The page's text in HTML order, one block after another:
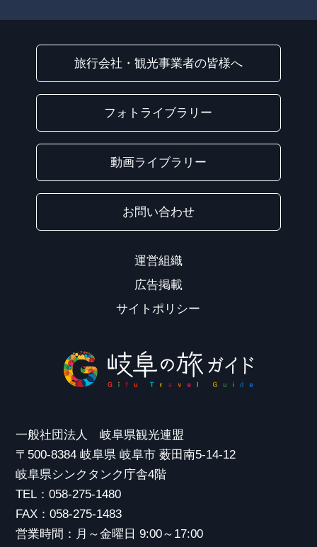
旅行会社・観光事業者の皆様へ
フォトライブラリー
動画ライブラリー
お問い合わせ
運営組織
広告掲載
サイトポリシー
一般社団法人 岐阜県観光連盟
〒500-8384 岐阜県 岐阜市 薮田南5-14-12
岐阜県シンクタンク庁舎4階
TEL：058-275-1480
FAX：058-275-1483
営業時間：月～金曜日 9:00～17:00